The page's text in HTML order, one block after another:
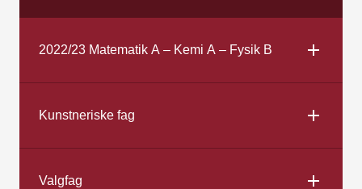
2022/23 Matematik A – Kemi A – Fysik B
Kunstneriske fag
Valgfag